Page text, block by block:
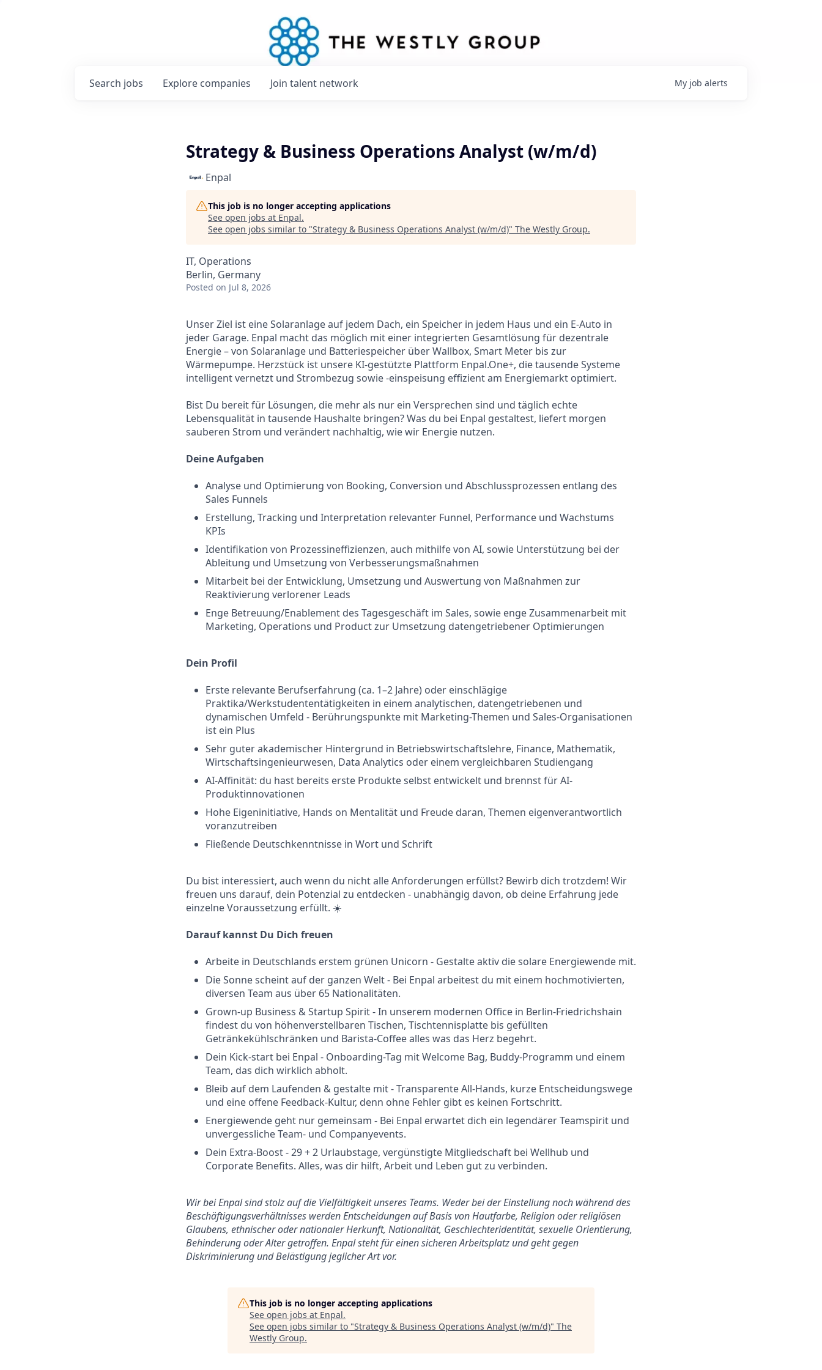
Search jobs Explore companies Join talent network My job alerts
Strategy & Business Operations Analyst (w/m/d)
Enpal
This job is no longer accepting applications
See open jobs at Enpal.
See open jobs similar to "Strategy & Business Operations Analyst (w/m/d)" The Westly Group.
IT, Operations
Berlin, Germany
Posted on Jul 8, 2026
Unser Ziel ist eine Solaranlage auf jedem Dach, ein Speicher in jedem Haus und ein E-Auto in
jeder Garage. Enpal macht das möglich mit einer integrierten Gesamtlösung für dezentrale
Energie – von Solaranlage und Batteriespeicher über Wallbox, Smart Meter bis zur
Wärmepumpe. Herzstück ist unsere KI-gestützte Plattform Enpal.One+, die tausende Systeme
intelligent vernetzt und Strombezug sowie -einspeisung effizient am Energiemarkt optimiert.
Bist Du bereit für Lösungen, die mehr als nur ein Versprechen sind und täglich echte
Lebensqualität in tausende Haushalte bringen? Was du bei Enpal gestaltest, liefert morgen
sauberen Strom und verändert nachhaltig, wie wir Energie nutzen.
Deine Aufgaben
Analyse und Optimierung von Booking, Conversion und Abschlussprozessen entlang des
Sales Funnels
Erstellung, Tracking und Interpretation relevanter Funnel, Performance und Wachstums
KPIs
Identifikation von Prozessineffizienzen, auch mithilfe von AI, sowie Unterstützung bei der
Ableitung und Umsetzung von Verbesserungsmaßnahmen
Mitarbeit bei der Entwicklung, Umsetzung und Auswertung von Maßnahmen zur
Reaktivierung verlorener Leads
Enge Betreuung/Enablement des Tagesgeschäft im Sales, sowie enge Zusammenarbeit mit
Marketing, Operations und Product zur Umsetzung datengetriebener Optimierungen
Dein Profil
Erste relevante Berufserfahrung (ca. 1–2 Jahre) oder einschlägige
Praktika/Werkstudententätigkeiten in einem analytischen, datengetriebenen und
dynamischen Umfeld - Berührungspunkte mit Marketing-Themen und Sales-Organisationen
ist ein Plus
Sehr guter akademischer Hintergrund in Betriebswirtschaftslehre, Finance, Mathematik,
Wirtschaftsingenieurwesen, Data Analytics oder einem vergleichbaren Studiengang
AI-Affinität: du hast bereits erste Produkte selbst entwickelt und brennst für AI-
Produktinnovationen
Hohe Eigeninitiative, Hands on Mentalität und Freude daran, Themen eigenverantwortlich
voranzutreiben
Fließende Deutschkenntnisse in Wort und Schrift
Du bist interessiert, auch wenn du nicht alle Anforderungen erfüllst? Bewirb dich trotzdem! Wir
freuen uns darauf, dein Potenzial zu entdecken - unabhängig davon, ob deine Erfahrung jede
einzelne Voraussetzung erfüllt. ☀️
Darauf kannst Du Dich freuen
Arbeite in Deutschlands erstem grünen Unicorn - Gestalte aktiv die solare Energiewende mit.
Die Sonne scheint auf der ganzen Welt - Bei Enpal arbeitest du mit einem hochmotivierten,
diversen Team aus über 65 Nationalitäten.
Grown-up Business & Startup Spirit - In unserem modernen Office in Berlin-Friedrichshain
findest du von höhenverstellbaren Tischen, Tischtennisplatte bis gefüllten
Getränkekühlschränken und Barista-Coffee alles was das Herz begehrt.
Dein Kick-start bei Enpal - Onboarding-Tag mit Welcome Bag, Buddy-Programm und einem
Team, das dich wirklich abholt.
Bleib auf dem Laufenden & gestalte mit - Transparente All-Hands, kurze Entscheidungswege
und eine offene Feedback-Kultur, denn ohne Fehler gibt es keinen Fortschritt.
Energiewende geht nur gemeinsam - Bei Enpal erwartet dich ein legendärer Teamspirit und
unvergessliche Team- und Companyevents.
Dein Extra-Boost - 29 + 2 Urlaubstage, vergünstigte Mitgliedschaft bei Wellhub und
Corporate Benefits. Alles, was dir hilft, Arbeit und Leben gut zu verbinden.
Wir bei Enpal sind stolz auf die Vielfältigkeit unseres Teams. Weder bei der Einstellung noch während des
Beschäftigungsverhältnisses werden Entscheidungen auf Basis von Hautfarbe, Religion oder religiösen
Glaubens, ethnischer oder nationaler Herkunft, Nationalität, Geschlechteridentität, sexuelle Orientierung,
Behinderung oder Alter getroffen. Enpal steht für einen sicheren Arbeitsplatz und geht gegen
Diskriminierung und Belästigung jeglicher Art vor.
This job is no longer accepting applications
See open jobs at Enpal.
See open jobs similar to "Strategy & Business Operations Analyst (w/m/d)" The
Westly Group.